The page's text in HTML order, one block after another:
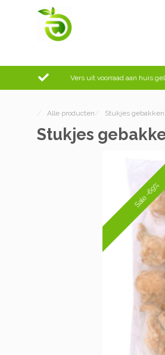
Vers uit voorraad aan huis
/ Alle producten / Stukjes
Stukjes
Sale -69%